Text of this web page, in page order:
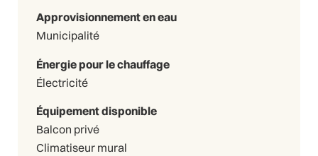
Approvisionnement en eau
Municipalité
Énergie pour le chauffage
Électricité
Équipement disponible
Balcon privé
Climatiseur mural